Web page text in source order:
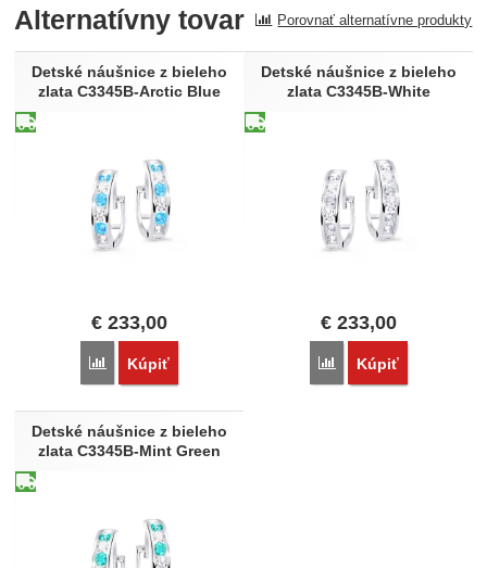
Recenzia
Nebola pridaná žiadna recenzia.
Alternatívny tovar Porovnať alternatívne produkty
Detské náušnice z bieleho
zlata C3345B-Arctic Blue
€ 233,00
Porovnať
Kúpiť
Detské náušnice z bieleho
zlata C3345B-White
€233,00
Porovnať
Kúpiť
Detské náušnice z bieleho
zlata C3345B-Mint Green